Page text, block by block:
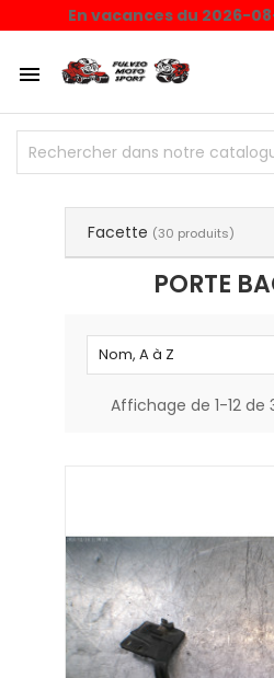
En vacances du 2026-

Facette (30 produits)
PORTE
Nom, A à Z
Affichage de 1-12
Choisissez une valeur...